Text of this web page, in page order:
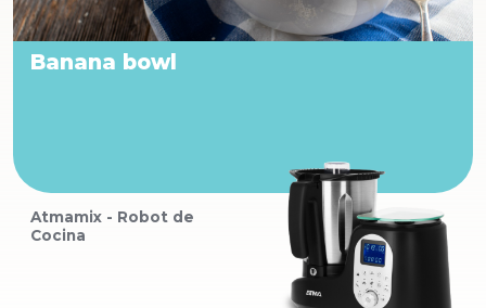
Banana bowl
Atmamix - Robot de
Cocina